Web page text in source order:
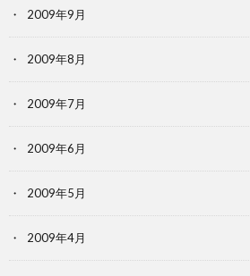
2009年9月
2009年8月
2009年7月
2009年6月
2009年5月
2009年4月